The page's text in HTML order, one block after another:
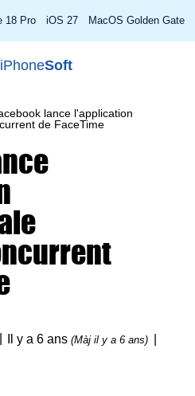
18 Pro iOS 27 MacOS Golden Gate
iPhoneSoft
lance l'application
de FaceTime
Il y a 6 ans(Màj il y a 6 ans)